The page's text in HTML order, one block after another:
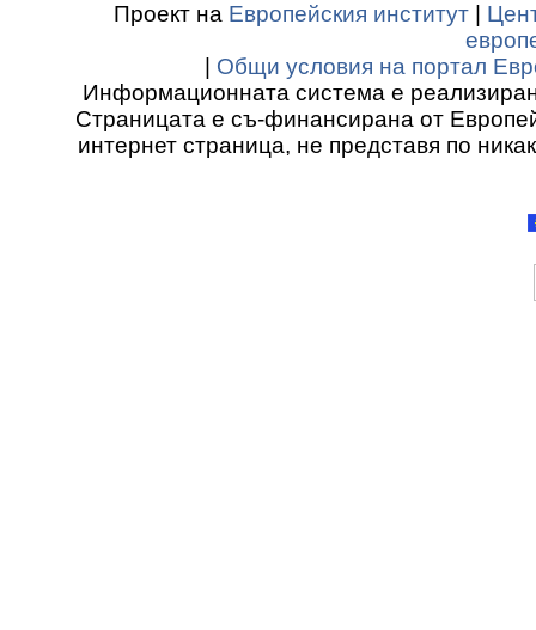
Проект на Европейския институт
Общи условия на портал
Информационната система е
Страницата е съ-финансирана от
интернет страница, не представя по